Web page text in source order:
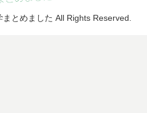
とめました All Rights Reserved.